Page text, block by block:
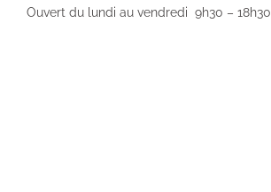
Ouvert du lundi au vendredi 9h30 – 18h30